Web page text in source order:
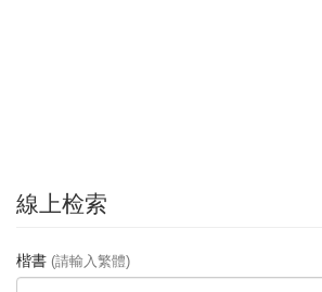
線上检索
楷書 (請輸入繁體)